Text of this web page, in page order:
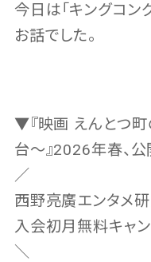
今日は「キングコン
お話でした。
▼『映画 えんとつ
台〜』2026年春、
／
西野亮廣エンタメ
入会初月無料キャ
＼